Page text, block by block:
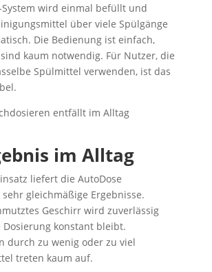
System wird einmal befüllt und
über viele Spülgänge
Die Bedienung ist einfach,
kaum notwendig. Für Nutzer, die
Spülmittel verwenden, ist das
entfällt im Alltag
im Alltag
liefert die AutoDose
gleichmäßige Ergebnisse.
Geschirr wird zuverlässig
Dosierung konstant bleibt.
durch zu wenig oder zu viel
treten kaum auf.